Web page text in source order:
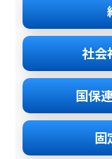
社会
国保
固